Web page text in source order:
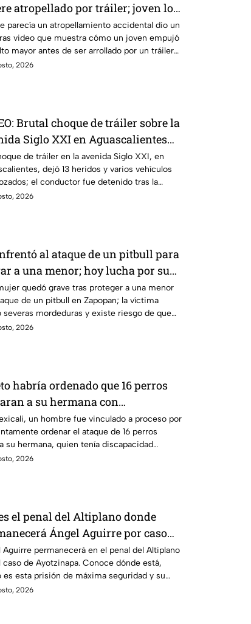
atropellado por tráiler; joven lo
en Monterrey
parecía un atropellamiento accidental dio un
video que muestra cómo un joven empujó
mayor antes de ser arrollado por un tráiler
2026
Brutal choque de tráiler sobre la
Siglo XXI en Aguascalientes
varios heridos y destrozos
de tráiler en la avenida Siglo XXI, en
dejó 13 heridos y varios vehículos
el conductor fue detenido tras la
2026
al ataque de un pitbull para
a una menor; hoy lucha por su
en Zapopan
quedó grave tras proteger a una menor
de un pitbull en Zapopan; la víctima
severas mordeduras y existe riesgo de que
un brazo.
2026
habría ordenado que 16 perros
a su hermana con
en Mexicali, BC
un hombre fue vinculado a proceso por
ordenar el ataque de 16 perros
su hermana, quien tenía discapacidad
2026
el penal del Altiplano donde
Ángel Aguirre por caso
Aguirre permanecerá en el penal del Altiplano
caso de Ayotzinapa. Conoce dónde está,
es esta prisión de máxima seguridad y su
2026